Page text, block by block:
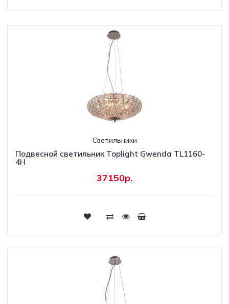
Светильники
Подвесной светильник Toplight Gwenda TL1160-
4H
37150р.